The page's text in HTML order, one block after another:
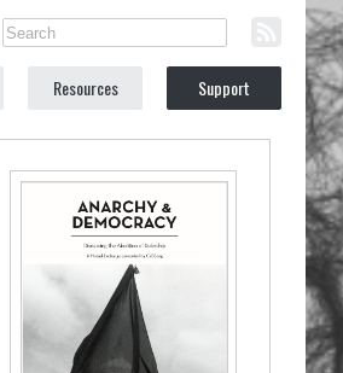
Resources Support